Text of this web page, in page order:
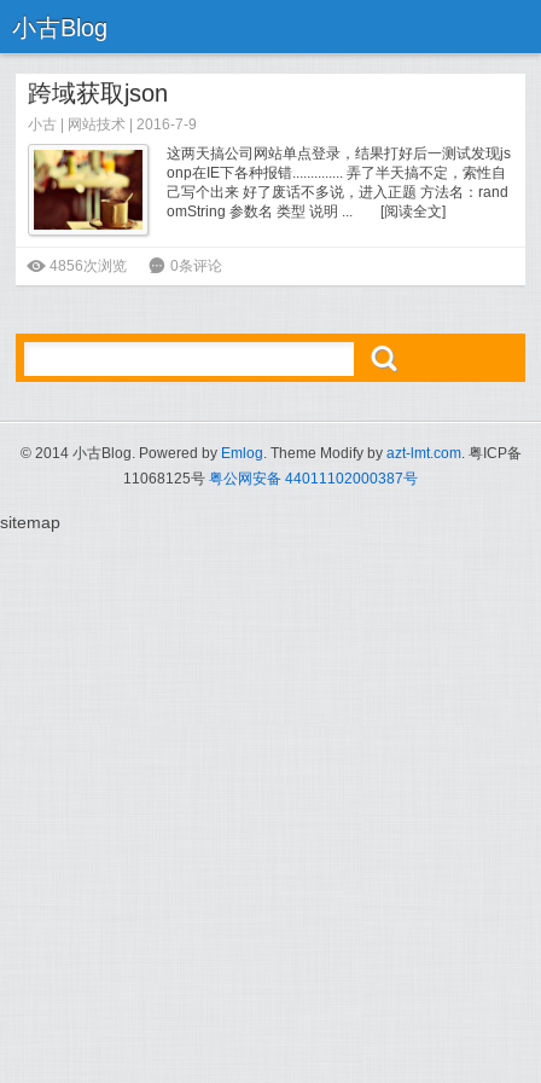
小古Blog
跨域获取json
小古 网站技术 | 2016-7-9
这两天搞公司网站单点登录，结果打好后一测试发现js
onp在IE下各种报错.............. 弄了半天搞不定，索性自
己写个出来 好了废话不多说，进入正题 方法名：rand
omString 参数名 类型 说明 ...
[阅读全文]
ė 4856次浏览 6 0条评论
ő
© 2014 小古Blog. Powered by Emlog. Theme Modify by azt-lmt.com. 粤ICP备
11068125号 粤公网安备 44011102000387号
sitemap